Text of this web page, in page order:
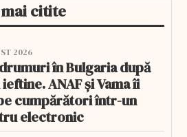
citite
2026
în Bulgaria după
ANAF și Vama îi
cumpărători într-un
electronic